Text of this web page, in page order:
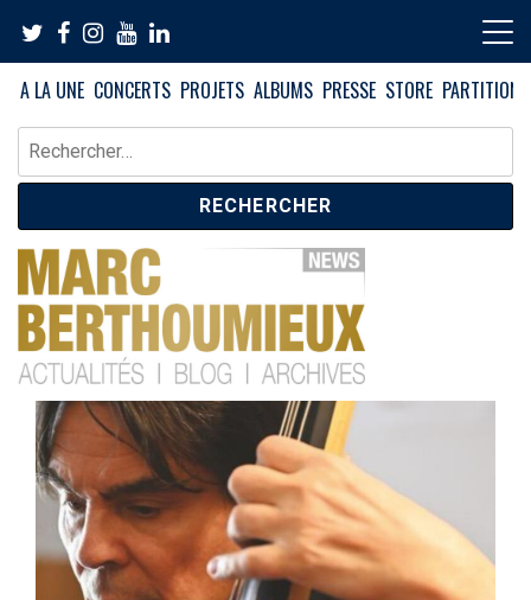
content
A LA UNE CONCERTS PROJETS ALBUMS PRESSE STORE PARTITIONS
Rechercher :
Blog Marc Berthoumieux
News – Blog – Archives